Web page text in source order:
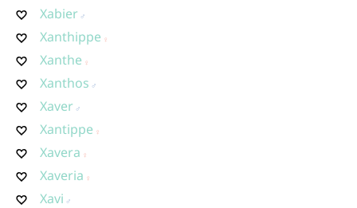
Xabier
Xanthippe
Xanthe
Xanthos
Xaver
Xantippe
Xavera
Xaveria
Xavi